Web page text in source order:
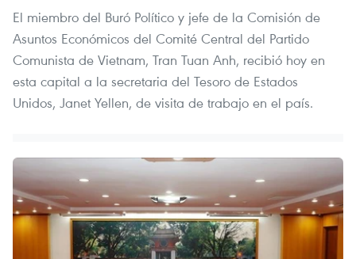
El miembro del Buró Político y jefe de la Comisión de
Asuntos Económicos del Comité Central del Partido
Comunista de Vietnam, Tran Tuan Anh, recibió hoy en
esta capital a la secretaria del Tesoro de Estados
Unidos, Janet Yellen, de visita de trabajo en el país.